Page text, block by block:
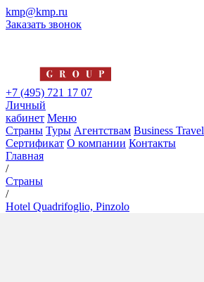
kmp@kmp.ru
Заказать звонок
+7 (495) 721 17 07
Личный
кабинет Меню
Страны Туры Агентствам Business Travel
Сертификат О компании Контакты
Главная
/
Страны
/
Hotel Quadrifoglio, Pinzolo